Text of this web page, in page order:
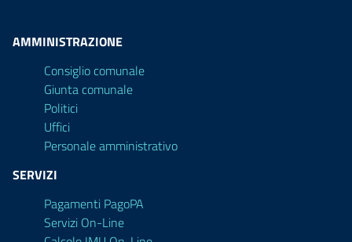
AMMINISTRAZIONE
Consiglio comunale
Giunta comunale
Politici
Uffici
Personale amministrativo
SERVIZI
Pagamenti PagoPA
Servizi On-Line